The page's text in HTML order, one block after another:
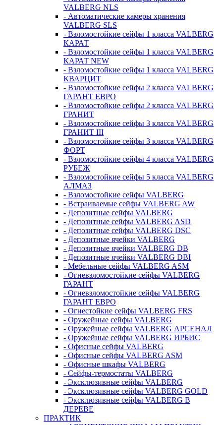
VALBERG NLS
- Автоматические камеры хранения
VALBERG SLS
- Взломостойкие сейфы 1 класса VALBERG
КАРАТ
- Взломостойкие сейфы 1 класса VALBERG
КАРАТ NEW
- Взломостойкие сейфы 1 класса VALBERG
КВАРЦИТ
- Взломостойкие сейфы 2 класса VALBERG
ГАРАНТ ЕВРО
- Взломостойкие сейфы 2 класса VALBERG
ГРАНИТ
- Взломостойкие сейфы 3 класса VALBERG
ГРАНИТ III
- Взломостойкие сейфы 3 класса VALBERG
ФОРТ
- Взломостойкие сейфы 4 класса VALBERG
РУБЕЖ
- Взломостойкие сейфы 5 класса VALBERG
АЛМАЗ
- Взломостойкие сейфы VALBERG
- Встраиваемые сейфы VALBERG AW
- Депозитные сейфы VALBERG
- Депозитные сейфы VALBERG ASD
- Депозитные сейфы VALBERG DSC
- Депозитные ячейки VALBERG
- Депозитные ячейки VALBERG DB
- Депозитные ячейки VALBERG DBI
- Мебельные сейфы VALBERG ASM
- Огневзломостойкие сейфы VALBERG
ГАРАНТ
- Огневзломостойкие сейфы VALBERG
ГАРАНТ ЕВРО
- Огнестойкие сейфы VALBERG FRS
- Оружейные сейфы VALBERG
- Оружейные сейфы VALBERG АРСЕНАЛ
- Оружейные сейфы VALBERG ИРБИС
- Офисные сейфы VALBERG
- Офисные сейфы VALBERG ASM
- Офисные шкафы VALBERG
- Сейфы-термостаты VALBERG
- Эксклюзивные сейфы VALBERG
- Эксклюзивные сейфы VALBERG GOLD
- Эксклюзивные сейфы VALBERG В
ДЕРЕВЕ
ПРАКТИК